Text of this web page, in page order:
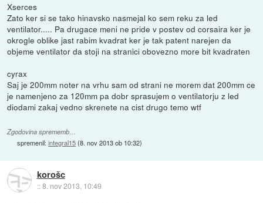
Xserces
Zato ker si se tako hinavsko nasmejal ko sem reku za led
ventilator..... Pa drugace meni ne pride v postev od corsaira ker je
okrogle oblike jast rabim kvadrat ker je tak patent narejen da
objeme ventilator da stoji na stranici obovezno more bit kvadraten
cyrax
Saj je 200mm noter na vrhu sam od strani ne morem dat 200mm ce
je namenjeno za 120mm pa dobr sprasujem o ventilatorju z led
diodami zakaj vedno skrenete na cist drugo temo wtf
Zgodovina sprememb…
spremenil:integral15(8. nov 2013 ob 10:32)
korošc
::8. nov 2013, 10:49